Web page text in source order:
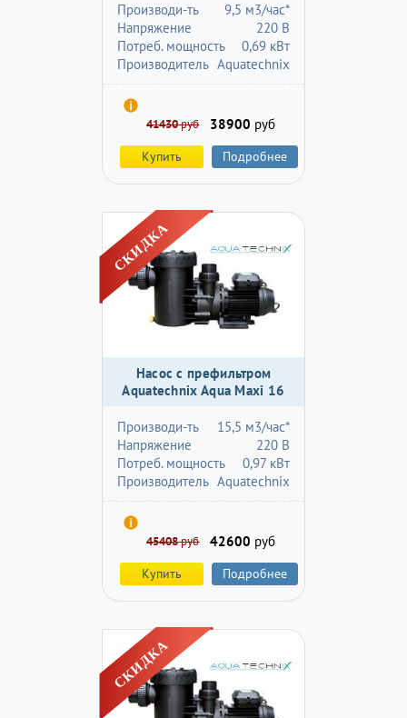
9,5 м3/час*
Производи-ть
220 В
Напряжение
0,69 кВт
Потреб. мощность
Aquatechnix
Производитель
41430руб 38900 руб
Купить Подробнее
Насос с префильтром
Aquatechnix Aqua Maxi 16
15,5 м3/час*
Производи-ть
220 В
Напряжение
0,97 кВт
Потреб. мощность
Aquatechnix
Производитель
45408руб 42600 руб
Купить Подробнее